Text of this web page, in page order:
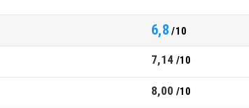
6,8 /10
7,14 /10
8,00 /10